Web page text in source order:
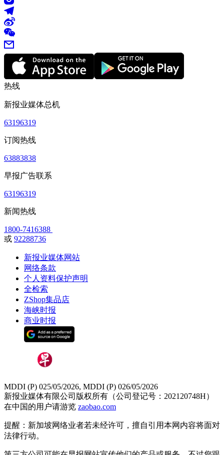
热线
新报业媒体总机
63196319
订阅热线
63883838
早报广告联系
63196319
新闻热线
1800-7416388
或 92288736
新报业媒体网站
网络条款
个人资料保护声明
全检索
ZShop集品店
海峡时报
商业时报
MDDI (P) 025/05/2026, MDDI (P) 026/05/2026
新报业媒体有限公司版权所有（公司登记号：202120748H）
在中国的用户请游览 zaobao.com
提醒：新加坡网络业者若未经许可，擅自引用本网内容将面对
法律行动。